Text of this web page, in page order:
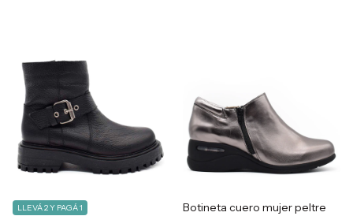
LLEVÁ 2 Y PAGÁ 1 Botineta cuero mujer peltre